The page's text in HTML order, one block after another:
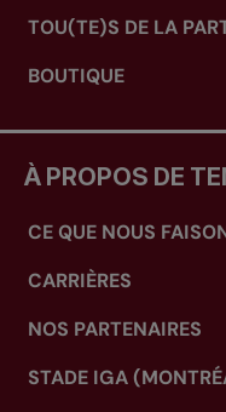
TOU(TE)S DE LA
BOUTIQUE
À PROPOS DE
CE QUE NOUS
CARRIÈRES
NOS PARTENAIRES
STADE IGA